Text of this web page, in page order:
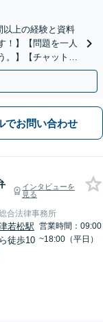
以上の経験と資料
！】【問題を一人
。】【チャットツ
でお問い合わせ
インタビューを
見る
合法律事務所
若松駅
徒歩10
営業時間：09:00
~18:00（平日）